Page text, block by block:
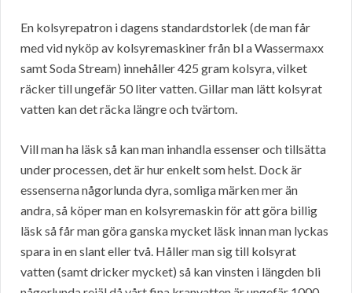
En kolsyrepatron i dagens standardstorlek (de man får
med vid nyköp av kolsyremaskiner från bl a Wassermaxx
samt Soda Stream) innehåller 425 gram kolsyra, vilket
räcker till ungefär 50 liter vatten. Gillar man lätt kolsyrat
vatten kan det räcka längre och tvärtom.
Vill man ha läsk så kan man inhandla essenser och tillsätta
under processen, det är hur enkelt som helst. Dock är
essenserna någorlunda dyra, somliga märken mer än
andra, så köper man en kolsyremaskin för att göra billig
läsk så får man göra ganska mycket läsk innan man lyckas
spara in en slant eller två. Håller man sig till kolsyrat
vatten (samt dricker mycket) så kan vinsten i längden bli